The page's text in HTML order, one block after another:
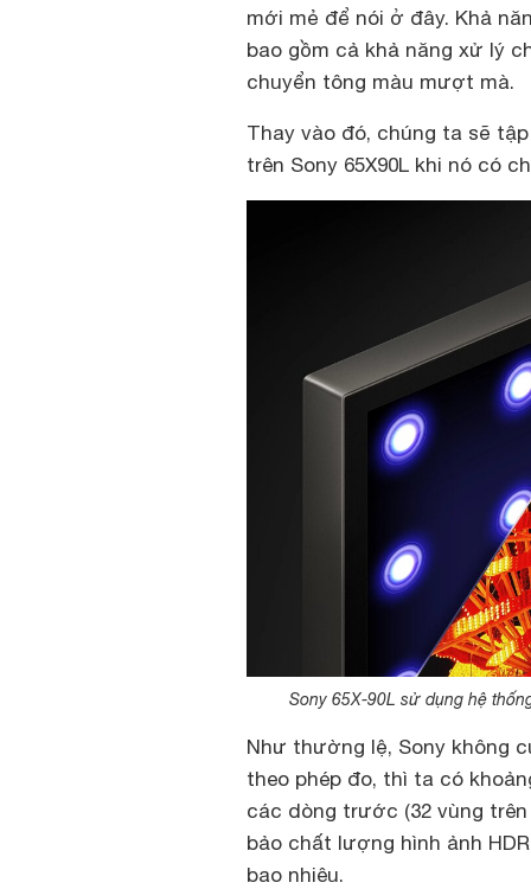
mới mẻ để nói ở đây. Khả
bao gồm cả khả năng xử lý
chuyển tông màu mượt mà.
Thay vào đó, chúng ta sẽ
trên Sony 65X90L khi nó có
Sony 65X-90L sử dụng hệ
Như thường lệ, Sony không
theo phép đo, thì ta có
các dòng trước (32 vùng
bảo chất lượng hình ảnh
bao nhiêu.